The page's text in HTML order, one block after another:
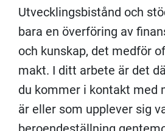
Utvecklingsbistånd och
bara en överföring av
och kunskap, det medför
makt. I ditt arbete är det
du kommer i kontakt med
är eller som upplever sig